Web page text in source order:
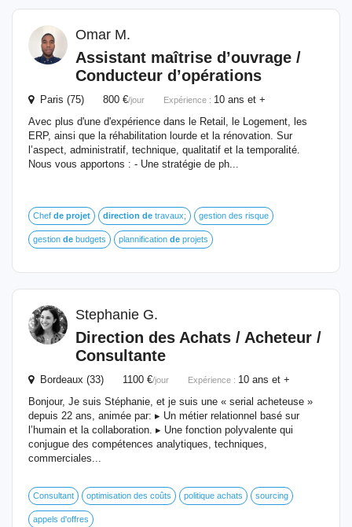
Omar M.
Assistant maîtrise d’ouvrage /
Conducteur d’opérations
Paris (75) 800 €/jour Expérience : 10 ans et +
Avec plus d'une d'expérience dans le Retail, le Logement, les
ERP, ainsi que la réhabilitation lourde et la rénovation. Sur
l’aspect, administratif, technique, qualitatif et la temporalité.
Nous vous apportons : - Une stratégie de ph...
Chef de projet direction de travaux; gestion des risque
gestion de budgets plannification de projets
Stephanie G.
Direction des Achats / Acheteur /
Consultante
Bordeaux (33) 1100 €/jour Expérience : 10 ans et +
Bonjour, Je suis Stéphanie, et je suis une « serial acheteuse »
depuis 22 ans, animée par: ▸ Un métier relationnel basé sur
l’humain et la collaboration. ▸ Une fonction polyvalente qui
conjugue des compétences analytiques, techniques,
commerciales...
Consultant optimisation des coûts politique achats sourcing
appels d'offres